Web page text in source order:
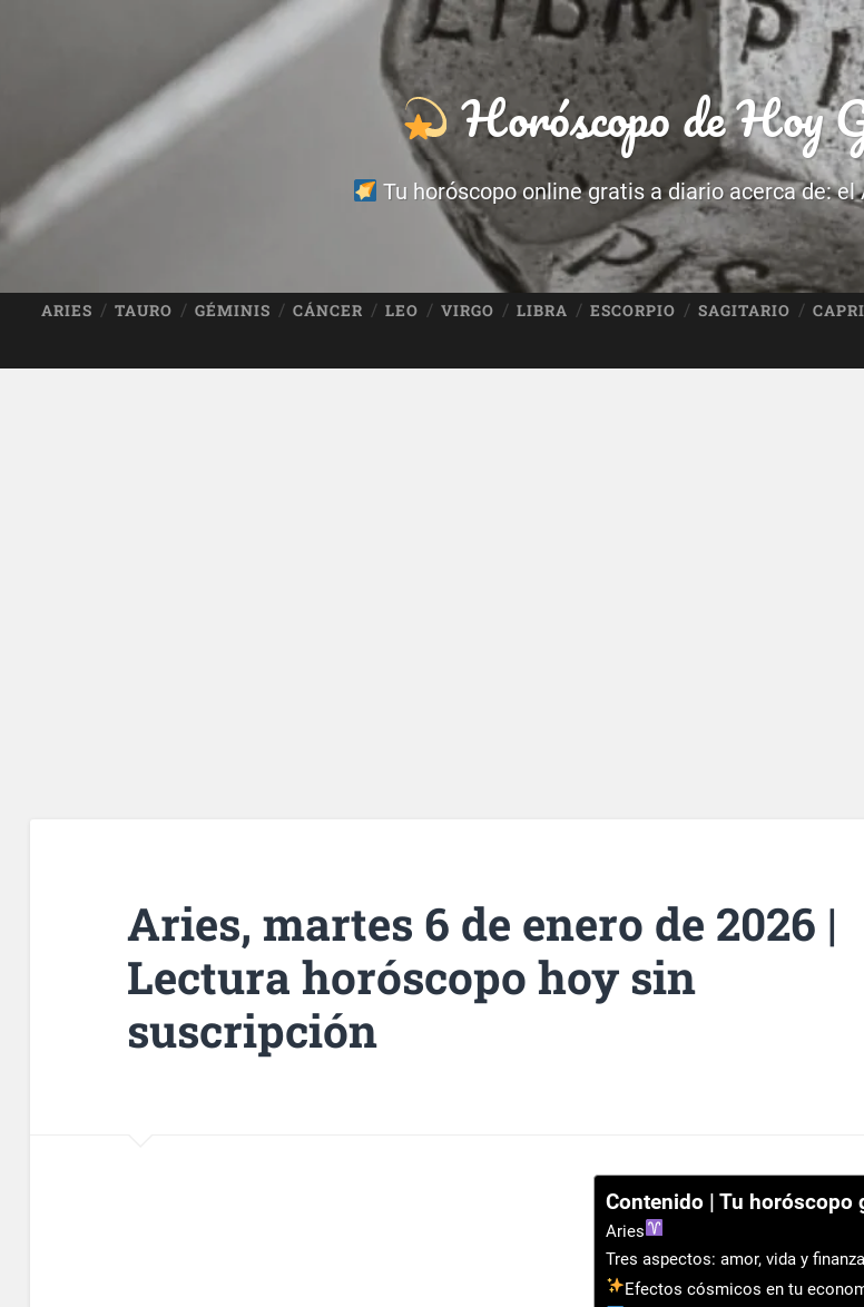
Horóscopo de Hoy
Tu horóscopo online gratis a diario acerca de: el
ARIES TAURO GÉMINIS CÁNCER LEO VIRGO LIBRA ESCORPIO SAGITARIO
Aries, martes 6 de enero de 2026 |
Lectura horóscopo hoy sin
suscripción
Contenido | Tu horóscopo
Aries
Tres aspectos: amor, vida y
Efectos cósmicos en tu